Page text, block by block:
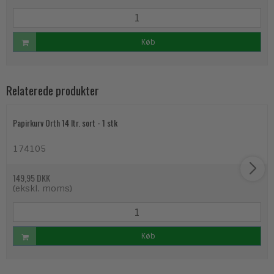
Køb
Relaterede produkter
Papirkurv Orth 14 ltr. sort - 1 stk
174105
149,95 DKK
(ekskl. moms)
Køb